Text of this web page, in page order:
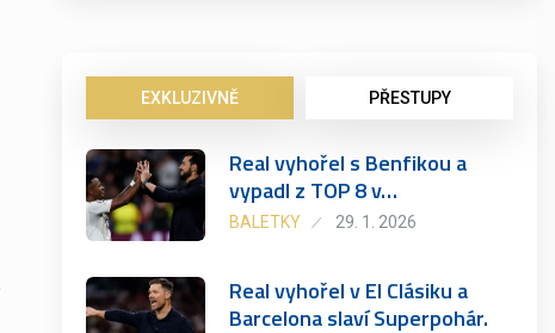
EXKLUZIVNĚ PŘESTUPY
Real vyhořel s Benfikou a
vypadl z TOP 8 v…
BALETKY 29. 1. 2026
Real vyhořel v El Clásiku a
Barcelona slaví Superpohár.